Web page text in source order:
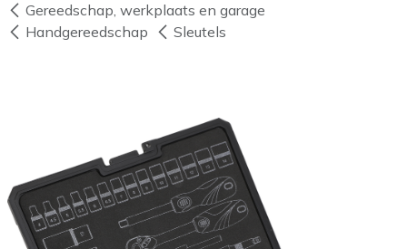
Gereedschap, werkplaats en garage
Handgereedschap
Sleutels